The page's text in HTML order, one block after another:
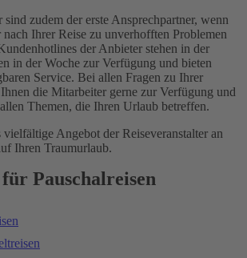
sind zudem der erste Ansprechpartner, wenn
Ihrer Reise zu unverhofften Problemen
der Anbieter stehen in der
in der Woche zur Verfügung und bieten
Service. Bei allen Fragen zu Ihrer
die Mitarbeiter gerne zur Verfügung und
Themen, die Ihren Urlaub betreffen.
vielfältige Angebot der Reiseveranstalter an
Ihren Traumurlaub.
Pauschalreisen